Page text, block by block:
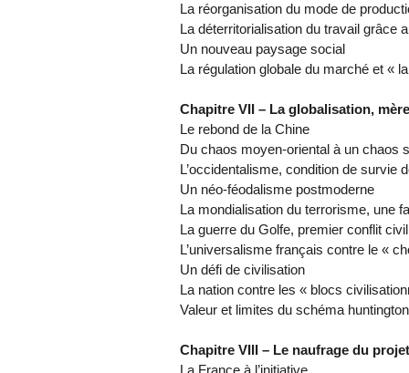
La réorganisation du mode de
La déterritorialisation du travail grâce
Un nouveau paysage social
La régulation globale du marché et «
Chapitre VII – La globalisation,
Le rebond de la Chine
Du chaos moyen-oriental à un chaos
L’occidentalisme, condition de survie
Un néo-féodalisme postmoderne
La mondialisation du terrorisme, une
La guerre du Golfe, premier conflit
L’universalisme français contre le «
Un défi de civilisation
La nation contre les « blocs
Valeur et limites du schéma
Chapitre VIII – Le naufrage du
La France à l’initiative